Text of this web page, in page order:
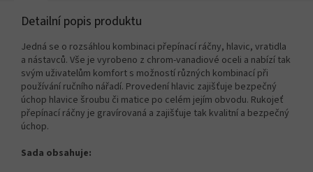
Detailní popis produktu
Jedná se o rozsáhlou kombinaci přepínací ráčny, hlavic, vratidla
a nástavců. Vše je vyrobeno z chrom-vanadiové oceli a nabízí tak
svým uživatelům komfort s možností různých kombinací při
používání ručního nářadí. Provedení hlavic zajišťuje bezpečný
úchop hlavice šroubu či matice po celém jejím obvodu. Rukojeť
přepínací ráčny je gravírovaná a zajišťuje tak kvalitní a bezpečný
úchop.
Sada obsahuje: